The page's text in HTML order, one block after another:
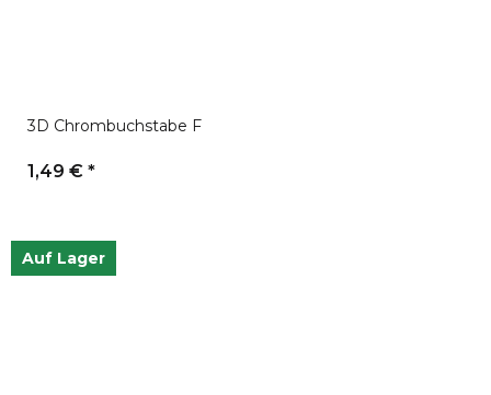
3D Chrombuchstabe F
1,49 € *
Auf Lager